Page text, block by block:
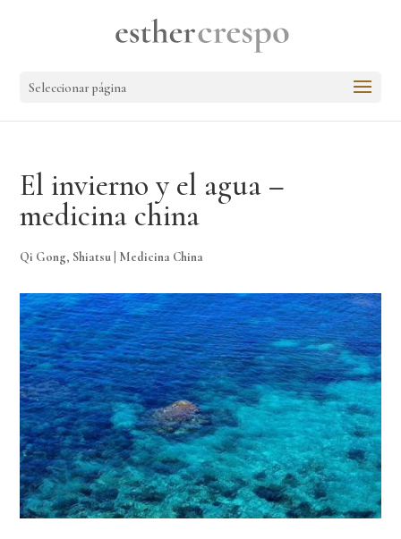
Seleccionar página
El invierno y el agua –
medicina china
Qi Gong, Shiatsu Medicina China